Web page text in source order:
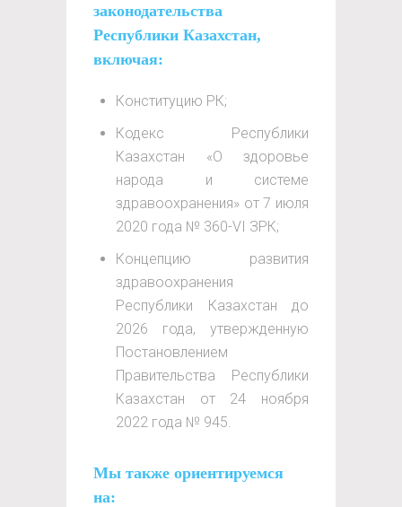
законодательства
Республики Казахстан,
включая:
Конституцию РК;
Кодекс Республики
Казахстан «О здоровье
народа и системе
здравоохранения» от 7 июля
2020 года № 360-VI ЗРК;
Концепцию развития
здравоохранения
Республики Казахстан до
2026 года, утвержденную
Постановлением
Правительства Республики
Казахстан от 24 ноября
2022 года № 945.
Мы также ориентируемся
на: